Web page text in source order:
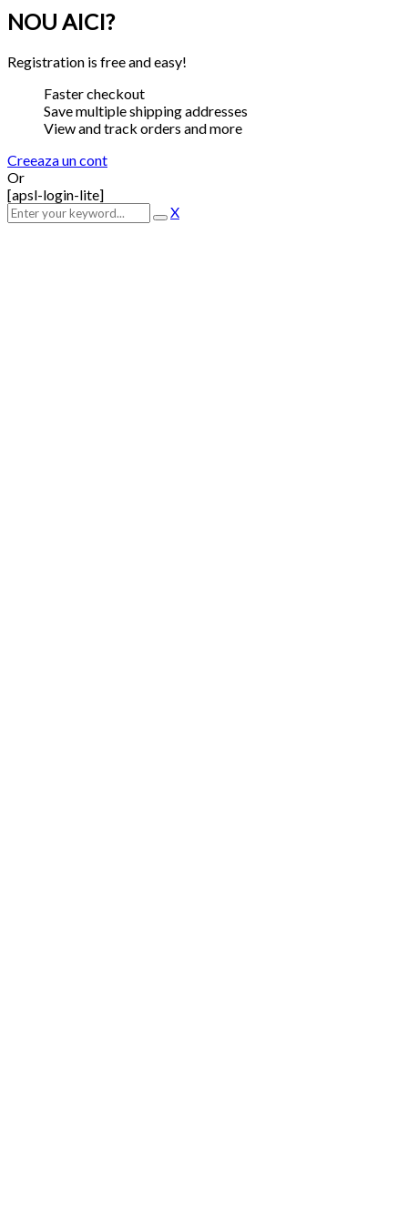
NOU AICI?
Registration is free and easy!
Faster checkout
Save multiple shipping addresses
View and track orders and more
Creeaza un cont
Or
[apsl-login-lite]
X